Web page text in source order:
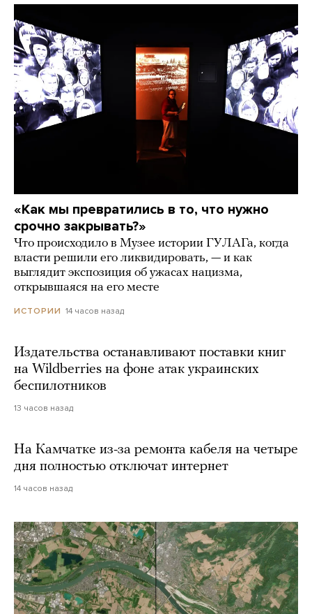
«Как мы превратились в то, что нужно
срочно закрывать?»
Что происходило в Музее истории ГУЛАГа, когда
власти решили его ликвидировать, — и как
выглядит экспозиция об ужасах нацизма,
открывшаяся на его месте
ИСТОРИИ 14 часов назад
Издательства останавливают поставки книг
на Wildberries на фоне атак украинских
беспилотников
13 часов назад
На Камчатке из-за ремонта кабеля на четыре
дня полностью отключат интернет
14 часов назад